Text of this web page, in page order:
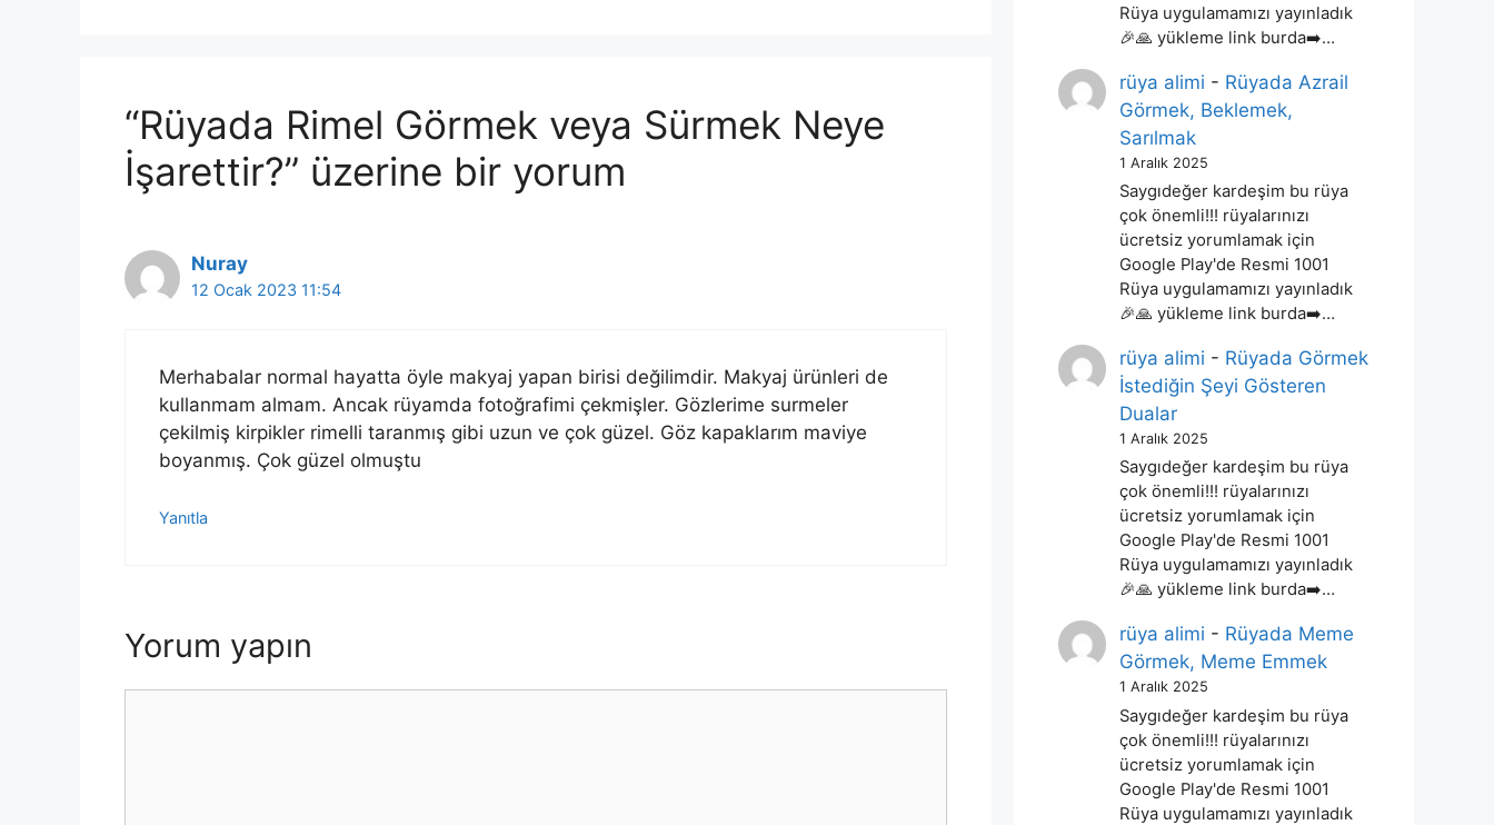
“Rüyada Rimel Görmek veya Sürmek Neye
İşarettir?” üzerine bir yorum
Nuray
12 Ocak 2023 11:54
Merhabalar normal hayatta öyle makyaj yapan birisi değilimdir. Makyaj ürünleri de
kullanmam almam. Ancak rüyamda fotoğrafimi çekmişler. Gözlerime surmeler
çekilmiş kirpikler rimelli taranmış gibi uzun ve çok güzel. Göz kapaklarım maviye
boyanmış. Çok güzel olmuştu
Yanıtla
Yorum yapın
Rüya uygulamamızı yayınladık
🎉🙏 yükleme link burda➡️…
rüya alimi - Rüyada Azrail
Görmek, Beklemek,
Sarılmak
1 Aralık 2025
Saygıdeğer kardeşim bu rüya
çok önemli!!! rüyalarınızı
ücretsiz yorumlamak için
Google Play'de Resmi 1001
Rüya uygulamamızı yayınladık
🎉🙏 yükleme link burda➡️…
rüya alimi - Rüyada Görmek
İstediğin Şeyi Gösteren
Dualar
1 Aralık 2025
Saygıdeğer kardeşim bu rüya
çok önemli!!! rüyalarınızı
ücretsiz yorumlamak için
Google Play'de Resmi 1001
Rüya uygulamamızı yayınladık
🎉🙏 yükleme link burda➡️…
rüya alimi - Rüyada Meme
Görmek, Meme Emmek
1 Aralık 2025
Saygıdeğer kardeşim bu rüya
çok önemli!!! rüyalarınızı
ücretsiz yorumlamak için
Google Play'de Resmi 1001
Rüya uygulamamızı yayınladık